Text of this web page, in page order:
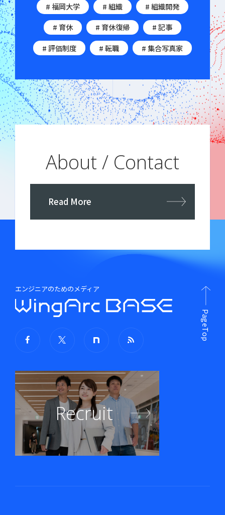
# 福岡大学
# 組織
# 組織開発
# 育休
# 育休復帰
# 記事
# 評価制度
# 転職 # 集合写真家
About / Contact
Read More
エンジニアのためのメディア
Recruit
PageTop